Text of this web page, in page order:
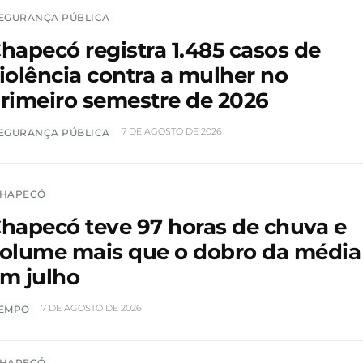
PÚBLICA
registra 1.485 casos de
contra a mulher no
semestre de 2026
PÚBLICA 7 DE AGOSTO DE 2026
teve 97 horas de chuva e
mais que o dobro da média
julho
7 DE AGOSTO DE 2026